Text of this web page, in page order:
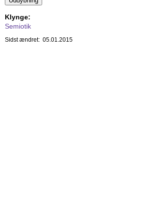
Klynge:
Semiotik
Sidst ændret: 05.01.2015